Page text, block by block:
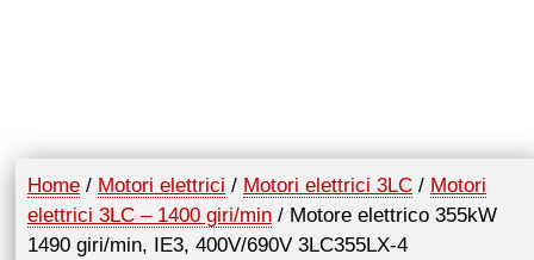
Home / Motori elettrici / Motori elettrici 3LC / Motori
elettrici 3LC – 1400 giri/min / Motore elettrico 355kW
1490 giri/min, IE3, 400V/690V 3LC355LX-4